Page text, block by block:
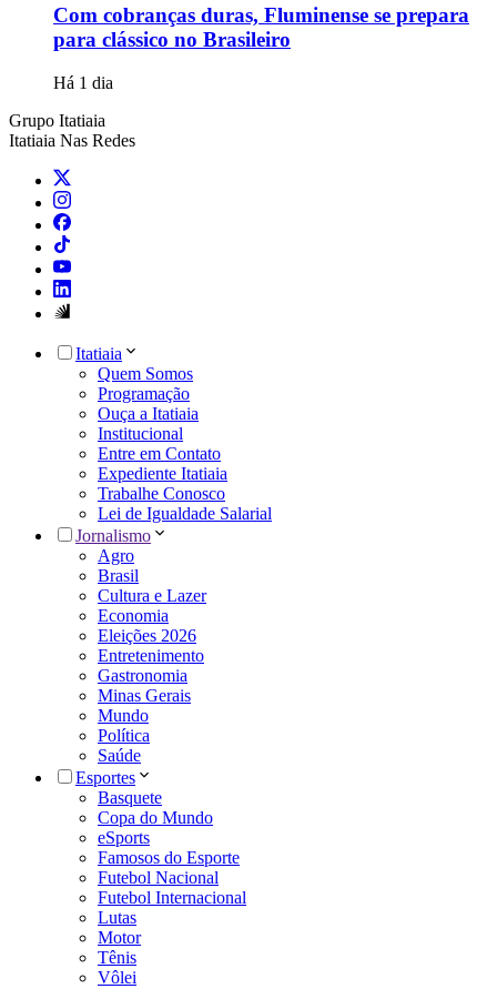
Com cobranças duras, Fluminense se prepara
para clássico no Brasileiro
Há 1 dia
Grupo Itatiaia
Itatiaia Nas Redes
Itatiaia
Quem Somos
Programação
Ouça a Itatiaia
Institucional
Entre em Contato
Expediente Itatiaia
Trabalhe Conosco
Lei de Igualdade Salarial
Jornalismo
Agro
Brasil
Cultura e Lazer
Economia
Eleições 2026
Entretenimento
Gastronomia
Minas Gerais
Mundo
Política
Saúde
Esportes
Basquete
Copa do Mundo
eSports
Famosos do Esporte
Futebol Nacional
Futebol Internacional
Lutas
Motor
Tênis
Vôlei